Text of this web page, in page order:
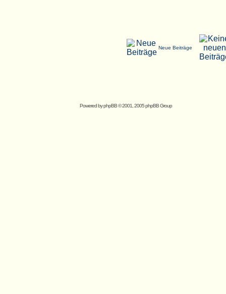
Neue Beiträge
Powered byphpBB© 2001, 2005 phpBB Group